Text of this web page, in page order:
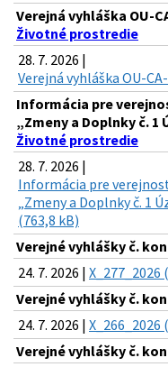
Verejná vyhláška OU-
Životné prostredie
28. 7. 2026 |
Verejná vyhláška OU-
Informácia pre
„Zmeny a Doplnky č. 1
Životné prostredie
28. 7. 2026 |
Informácia pre
„Zmeny a Doplnky č. 1
(763,8 kB)
Verejné vyhlášky č.
24. 7. 2026 | X_277_2026
Verejné vyhlášky č.
24. 7. 2026 | X_266_2026
Verejné vyhlášky č.